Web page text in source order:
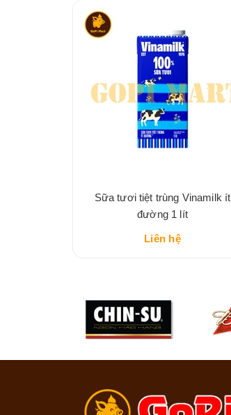
Sữa tươi tiệt trùng Vinamilk ít
đường 1 lít
Liên hệ